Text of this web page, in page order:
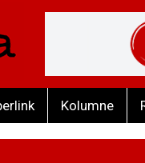
Kolumne